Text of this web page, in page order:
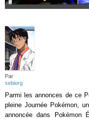
Par
sebiorg
Parmi les annonces de ce
pleine Journée Pokémon,
annoncée dans Pokémon